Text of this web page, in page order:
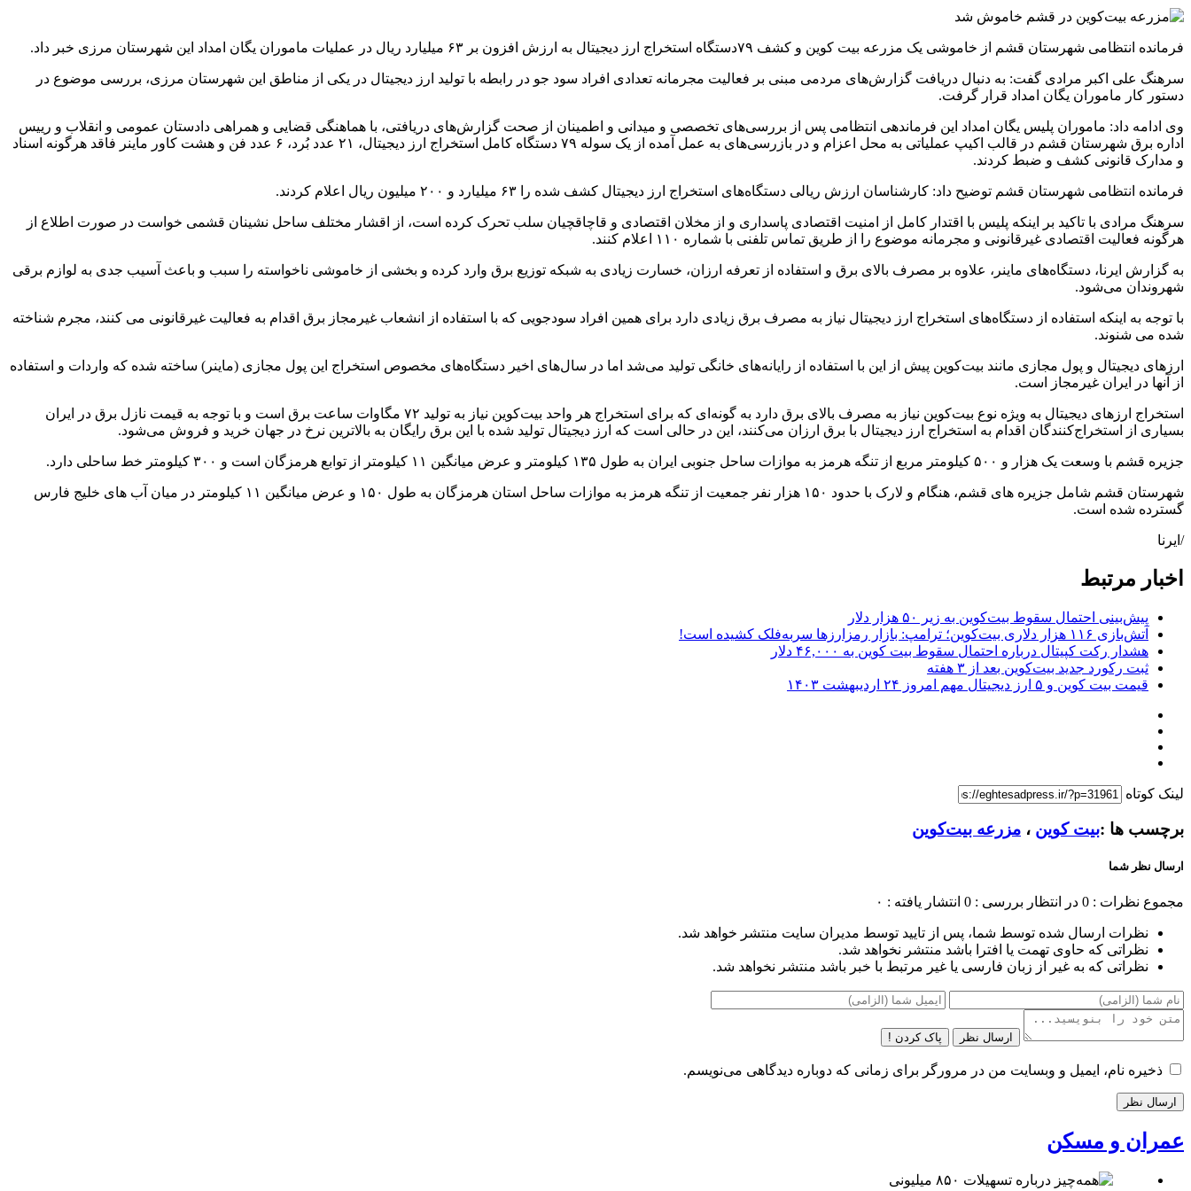
فرمانده انتظامی شهرستان قشم از خاموشی یک مزرعه بیت کوین و کشف ۷۹دستگاه استخراج ارز دیجیتال به ارزش افزون بر ۶۳ میلیارد ریال در عملیات ماموران یگان امداد این شهرستان مرزی خبر داد.
سرهنگ علی اکبر مرادی گفت: به دنبال دریافت گزارش‌های مردمی مبنی بر فعالیت مجرمانه تعدادی افراد سود جو در رابطه با تولید ارز دیجیتال در یکی از مناطق این شهرستان مرزی، بررسی موضوع در
دستور کار ماموران یگان امداد قرار گرفت.
وی ادامه داد: ماموران پلیس یگان امداد این فرماندهی انتظامی پس از بررسی‌های تخصصی و میدانی و اطمینان از صحت گزارش‌های دریافتی، با هماهنگی قضایی و همراهی دادستان عمومی و انقلاب و رییس
اداره برق شهرستان قشم در قالب اکیپ عملیاتی به محل اعزام و در بازرسی‌های به عمل آمده از یک سوله ۷۹ دستگاه کامل استخراج ارز دیجیتال، ۲۱ عدد بُرد، ۶ عدد فن و هشت کاور ماینر فاقد هرگونه اسناد
و مدارک قانونی کشف و ضبط کردند.
فرمانده انتظامی شهرستان قشم توضیح داد: کارشناسان ارزش ریالی دستگاه‌های استخراج ارز دیجیتال کشف شده را ۶۳ میلیارد و ۲۰۰ میلیون ریال اعلام کردند.
سرهنگ مرادی با تاکید بر اینکه پلیس با اقتدار کامل از امنیت اقتصادی پاسداری و از مخلان اقتصادی و قاچاقچیان سلب تحرک کرده است، از اقشار مختلف ساحل نشینان قشمی خواست در صورت اطلاع از
هرگونه فعالیت اقتصادی غیرقانونی و مجرمانه موضوع را از طریق تماس تلفنی با شماره ۱۱۰ اعلام کنند.
به گزارش ایرنا، دستگاه‌های ماینر، علاوه بر مصرف بالای برق و استفاده از تعرفه ارزان، خسارت زیادی به شبکه توزیع برق وارد کرده و بخشی از خاموشی‌ ناخواسته را سبب و باعث آسیب جدی به لوازم برقی
شهروندان می‌شود.
با توجه به اینکه استفاده از دستگاه‌های استخراج ارز دیجیتال نیاز به مصرف برق زیادی دارد برای همین افراد سودجویی که با استفاده از انشعاب غیرمجاز برق اقدام به فعالیت غیرقانونی می کنند، مجرم شناخته
شده می شنوند.
ارزهای دیجیتال و پول مجازی مانند بیت‌کوین پیش از این با استفاده از رایانه‌های خانگی تولید می‌شد اما در سال‌های اخیر دستگاه‌های مخصوص استخراج این پول مجازی (ماینر) ساخته شده که واردات و استفاده
از آنها در ایران غیرمجاز است.
استخراج ارزهای دیجیتال به ویژه نوع بیت‌کوین نیاز به مصرف بالای برق دارد به گونه‌ای که برای استخراج هر واحد بیت‌کوین نیاز به تولید ۷۲ مگاوات ساعت برق است و با توجه به قیمت نازل برق در ایران
بسیاری از استخراج‌کنندگان اقدام به استخراج ارز دیجیتال با برق ارزان می‌کنند، این در حالی است که ارز دیجیتال تولید شده با این برق رایگان به بالاترین نرخ در جهان خرید و فروش می‌شود.
جزیره قشم با وسعت یک هزار و ۵۰۰ کیلومتر مربع از تنگه هرمز به موازات ساحل جنوبی ایران به طول ۱۳۵ کیلومتر و عرض میانگین ۱۱ کیلومتر از توابع هرمزگان است و ۳۰۰ کیلومتر خط ساحلی دارد.
شهرستان قشم شامل جزیره‌ های قشم، هنگام و لارک با حدود ۱۵۰ هزار نفر جمعیت از تنگه هرمز به موازات ساحل استان هرمزگان به طول ۱۵۰ و عرض میانگین ۱۱ کیلومتر در میان آب‌ های خلیج فارس
گسترده شده است.
/ایرنا
اخبار مرتبط
پیش‌بینی احتمال سقوط بیت‌کوین به زیر ۵۰ هزار دلار
آتش‌بازی ۱۱۶ هزار دلاری بیت‌کوین؛ ترامپ: بازار رمزارزها سربه‌فلک کشیده است!
هشدار رکت کپیتال درباره احتمال سقوط بیت کوین به ۴۶,۰۰۰ دلار
ثبت رکورد جدید بیت‌کوین بعد از ۳ هفته
قیمت بیت کوین و ۵ ارز دیجیتال مهم امروز ۲۴ اردیبهشت ۱۴۰۳
لینک کوتاه
برچسب ها :بیت کوین ، مزرعه بیت‌کوین
ارسال نظر شما
مجموع نظرات : 0 در انتظار بررسی : 0 انتشار یافته : ۰
نظرات ارسال شده توسط شما، پس از تایید توسط مدیران سایت منتشر خواهد شد.
نظراتی که حاوی تهمت یا افترا باشد منتشر نخواهد شد.
نظراتی که به غیر از زبان فارسی یا غیر مرتبط با خبر باشد منتشر نخواهد شد.
ارسال نظر پاک کردن !
ذخیره نام، ایمیل و وبسایت من در مرورگر برای زمانی که دوباره دیدگاهی می‌نویسم.
عمران و مسکن